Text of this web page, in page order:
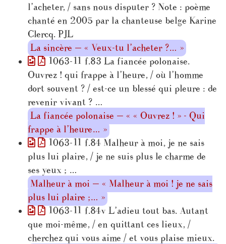
l’acheter, / sans nous disputer ? Note : poème
chanté en 2005 par la chanteuse belge Karine
Clercq. PJL
La sincère — « Veux-tu l’acheter ?… »
1063-11 f.83 La fiancée polonaise.
Ouvrez ! qui frappe à l’heure, / où l’homme
dort souvent ? / est-ce un blessé qui pleure : de
revenir vivant ? …
La fiancée polonaise — « « Ouvrez ! » - Qui
frappe à l’heure… »
1063-11 f.84 Malheur à moi, je ne sais
plus lui plaire, / je ne suis plus le charme de
ses yeux ; …
Malheur à moi — « Malheur à moi ! je ne sais
plus lui plaire ;… »
1063-11 f.84v L’adieu tout bas. Autant
que moi-même, / en quittant ces lieux, /
cherchez qui vous aime / et vous plaise mieux.